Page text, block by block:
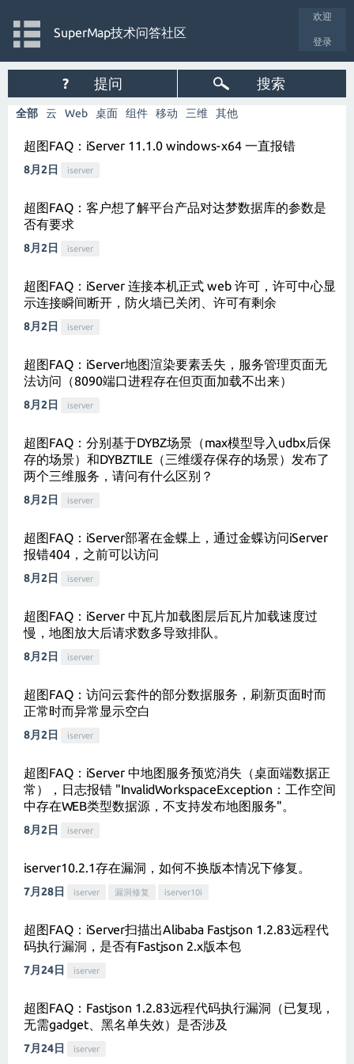
欢迎
登录
SuperMap技术问答社区
? 提问 搜索
全部 云 Web 桌面 组件 移动 三维 其他
超图FAQ：iServer 11.1.0 windows-x64 一直报错
8月2日 iserver
超图FAQ：客户想了解平台产品对达梦数据库的参数是
否有要求
8月2日 iserver
超图FAQ：iServer 连接本机正式 web 许可，许可中心显
示连接瞬间断开，防火墙已关闭、许可有剩余
8月2日 iserver
超图FAQ：iServer地图渲染要素丢失，服务管理页面无
法访问（8090端口进程存在但页面加载不出来）
8月2日 iserver
超图FAQ：分别基于DYBZ场景（max模型导入udbx后保
存的场景）和DYBZTILE（三维缓存保存的场景）发布了
两个三维服务，请问有什么区别？
8月2日 iserver
超图FAQ：iServer部署在金蝶上，通过金蝶访问iServer
报错404，之前可以访问
8月2日 iserver
超图FAQ：iServer 中瓦片加载图层后瓦片加载速度过
慢，地图放大后请求数多导致排队。
8月2日 iserver
超图FAQ：访问云套件的部分数据服务，刷新页面时而
正常时而异常显示空白
8月2日 iserver
超图FAQ：iServer 中地图服务预览消失（桌面端数据正
常），日志报错 "InvalidWorkspaceException：工作空间
中存在WEB类型数据源，不支持发布地图服务"。
8月2日 iserver
iserver10.2.1存在漏洞，如何不换版本情况下修复。
7月28日 iserver 漏洞修复 iserver10i
超图FAQ：iServer扫描出Alibaba Fastjson 1.2.83远程代
码执行漏洞，是否有Fastjson 2.x版本包
7月24日 iserver
超图FAQ：Fastjson 1.2.83远程代码执行漏洞（已复现，
无需gadget、黑名单失效）是否涉及
7月24日 iserver